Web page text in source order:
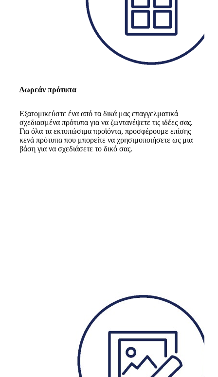
Δωρεάν πρότυπα
Εξατομικεύστε ένα από τα δικά μας επαγγελματικά
σχεδιασμένα πρότυπα για να ζωντανέψετε τις ιδέες σας.
Για όλα τα εκτυπώσιμα προϊόντα, προσφέρουμε επίσης
κενά πρότυπα που μπορείτε να χρησιμοποιήσετε ως μια
βάση για να σχεδιάσετε το δικό σας.